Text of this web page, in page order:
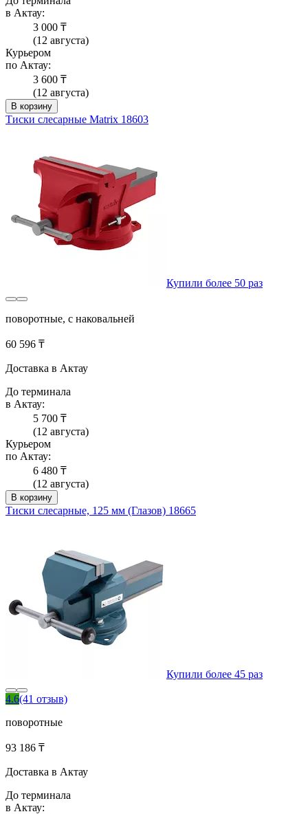
в Актау:
3 000 ₸
(12 августа)
Курьером
по Актау:
3 600 ₸
(12 августа)
В корзину
Тиски слесарные Matrix 18603
Купили более 50 раз
поворотные, с наковальней
60 596 ₸
Доставка в Актау
До терминала
в Актау:
5 700 ₸
(12 августа)
Курьером
по Актау:
6 480 ₸
(12 августа)
В корзину
Тиски слесарные, 125 мм (Глазов) 18665
Купили более 45 раз
4.6(41 отзыв)
поворотные
93 186 ₸
Доставка в Актау
До терминала
в Актау: